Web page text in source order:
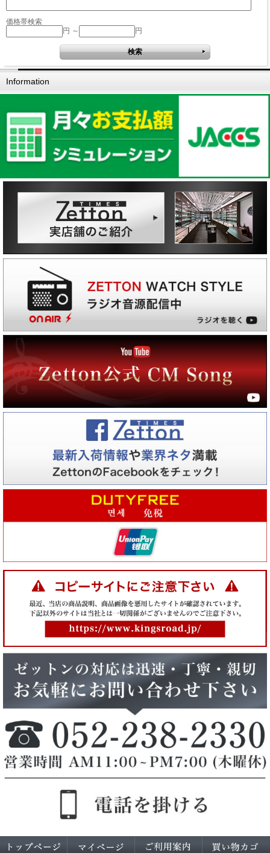
価格帯検索
円 ～
円
Information